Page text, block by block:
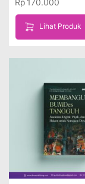
Lihat Produk